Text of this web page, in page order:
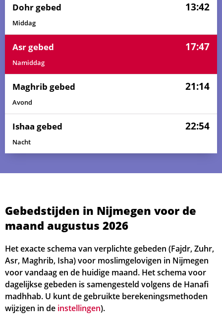
Dohr gebed 13:42
Middag
Asr gebed 17:47
Namiddag
Maghrib gebed 21:14
Avond
Ishaa gebed 22:54
Nacht
Gebedstijden in Nijmegen voor de
maand augustus 2026
Het exacte schema van verplichte gebeden (Fajdr, Zuhr,
Asr, Maghrib, Isha) voor moslimgelovigen in Nijmegen
voor vandaag en de huidige maand. Het schema voor
dagelijkse gebeden is samengesteld volgens de Hanafi
madhhab. U kunt de gebruikte berekeningsmethoden
wijzigen in de instellingen).
02, Zo 04:04 06:01 13:43
03, Ma 04:07 06:02 13:43 17:52 21:23 23:03
04, Di 04:09 06:04 13:43 17:51 21:21 23:01
05, Wo 04:12 06:05 13:43 17:50 21:19 22:59
06, Do 04:15 06:07 13:43